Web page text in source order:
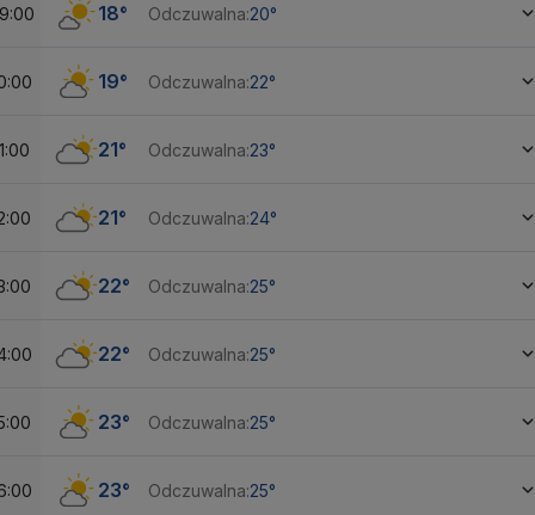
18° Odczuwalna:20°
19° Odczuwalna:22°
21° Odczuwalna:23°
21° Odczuwalna:24°
22° Odczuwalna:25°
22° Odczuwalna:25°
23° Odczuwalna:25°
23° Odczuwalna:25°